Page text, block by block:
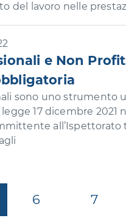
del lavoro nelle
e Non
sono uno strumento
17 dicembre 2021
all’Ispettorato
6 7